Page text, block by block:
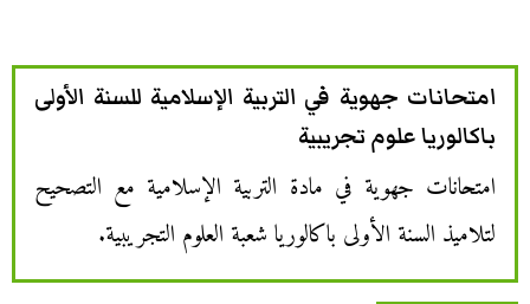
امتحانات جهوية في التربية الإسلامية للسنة الأولى
باكالوريا علوم تجريبية
امتحانات جهوية في مادة التربية الإسلامية مع التصحيح
لتلاميذ السنة الأولى باكالوريا شعبة العلوم التجريبية.